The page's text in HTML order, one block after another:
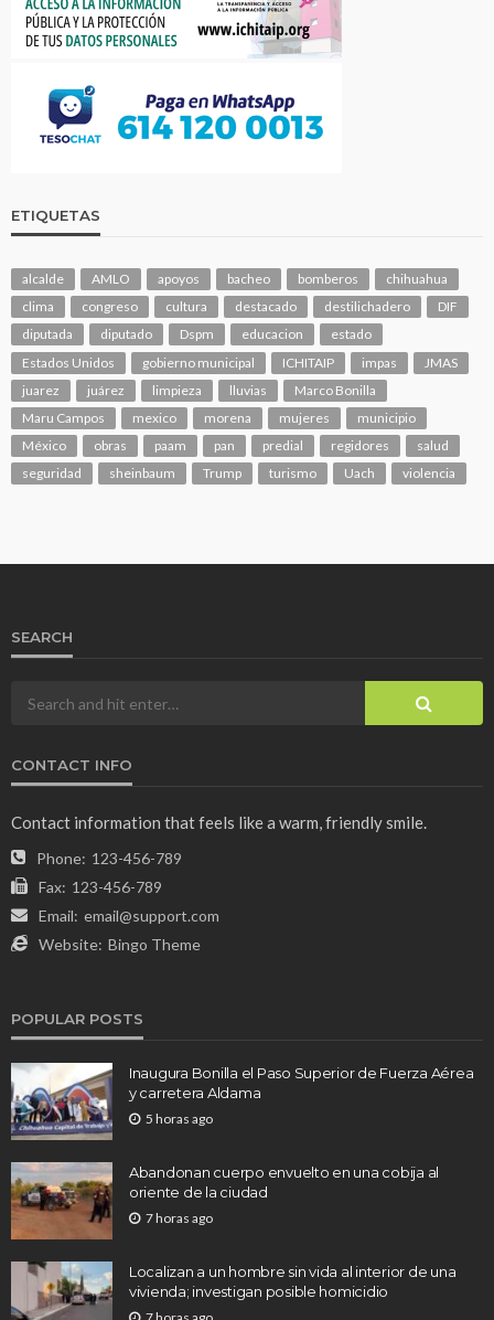
ETIQUETAS
alcalde AMLO apoyos bacheo bomberos
chihuahua
clima
congreso cultura destacado destilichadero
DIF
diputada
diputado Dspm educacion
estado
Estados Unidos
gobierno municipal ICHITAIP impas
JMAS
juarez
juárez limpieza lluvias
Marco Bonilla
Maru Campos
mexico morena mujeres
municipio
México
obras paam pan predial regidores
salud
seguridad
sheinbaum Trump turismo Uach violencia
SEARCH
CONTACT INFO
Contact information that feels like a warm, friendly smile.
Phone: 123-456-789
Fax: 123-456-789
Email: email@support.com
Website: Bingo Theme
POPULAR POSTS
Inaugura Bonilla el Paso Superior de Fuerza Aérea
y carretera Aldama
5 horas ago
Abandonan cuerpo envuelto en una cobija al
oriente de la ciudad
7 horas ago
Localizan a un hombre sin vida al interior de una
vivienda; investigan posible homicidio